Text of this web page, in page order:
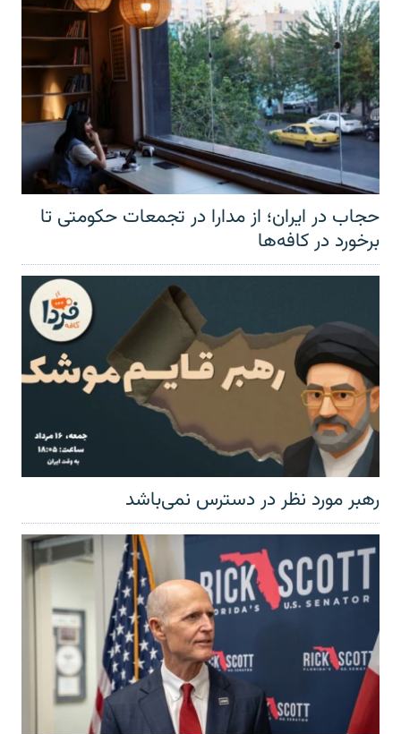
حجاب در ایران؛ از مدارا در تجمعات حکومتی تا
برخورد در کافه‌ها
رهبر مورد نظر در دسترس نمی‌باشد